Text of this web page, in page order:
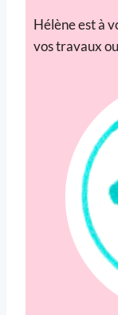
Hélène est à
vos travaux